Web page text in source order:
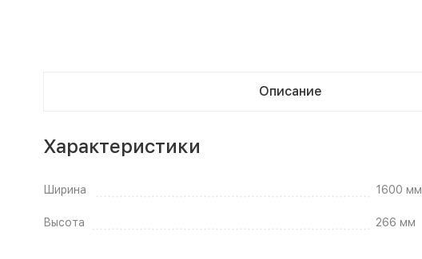
Описание
Характеристики
Ширина 1600 мм
Высота 266 мм